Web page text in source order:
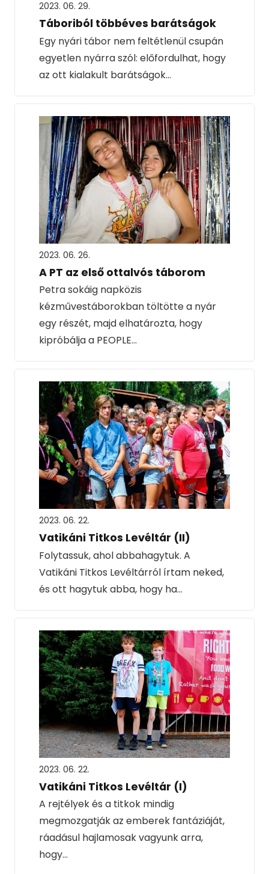
2023. 06. 29.
Táboriból többéves barátságok
Egy nyári tábor nem feltétlenül csupán
egyetlen nyárra szól: előfordulhat, hogy
az ott kialakult barátságok…
2023. 06. 26.
A PT az első ottalvós táborom
Petra sokáig napközis
kézművestáborokban töltötte a nyár
egy részét, majd elhatározta, hogy
kipróbálja a PEOPLE…
2023. 06. 22.
Vatikáni Titkos Levéltár (II)
Folytassuk, ahol abbahagytuk. A
Vatikáni Titkos Levéltárról írtam neked,
és ott hagytuk abba, hogy ha…
2023. 06. 22.
Vatikáni Titkos Levéltár (I)
A rejtélyek és a titkok mindig
megmozgatják az emberek fantáziáját,
ráadásul hajlamosak vagyunk arra,
hogy…